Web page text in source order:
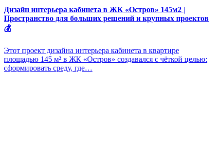
Дизайн интерьера кабинета в ЖК «Остров» 145м2 |
Пространство для больших решений и крупных проектов
💰
Этот проект дизайна интерьера кабинета в квартире
площадью 145 м² в ЖК «Остров» создавался с чёткой целью:
сформировать среду, где…